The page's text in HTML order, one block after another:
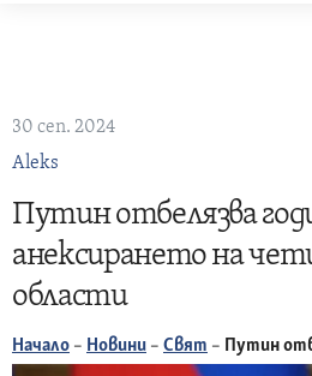
30 сеп. 2024
Aleks
Путин отбелязва
анексирането на
области
Начало – Новини – Свят – Путин